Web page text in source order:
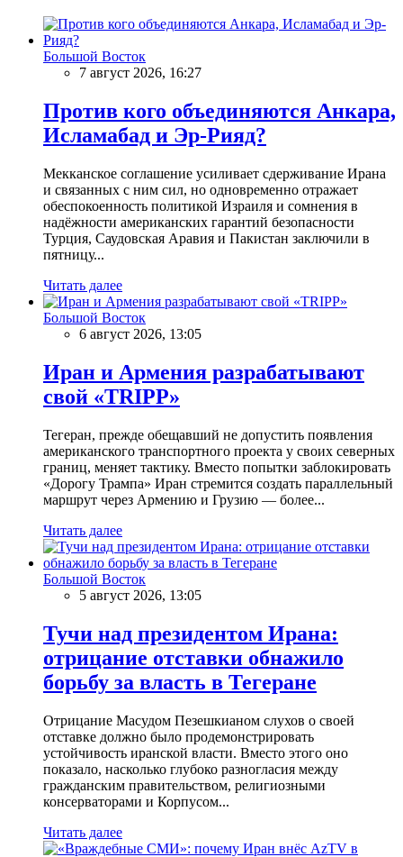
Большой Восток
7 август 2026, 16:27
Против кого объединяются Анкара,
Исламабад и Эр-Рияд?
Мекканское соглашение усиливает сдерживание Ирана
и связанных с ним сил, но одновременно отражает
обеспокоенность политикой Израиля и сомнения в
надёжности американских гарантий безопасности
Турция, Саудовская Аравия и Пакистан заключили в
пятницу...
Читать далее
Большой Восток
6 август 2026, 13:05
Иран и Армения разрабатывают
свой «TRIPP»
Тегеран, прежде обещавший не допустить появления
американского транспортного проекта у своих северных
границ, меняет тактику. Вместо попытки заблокировать
«Дорогу Трампа» Иран стремится создать параллельный
маршрут через Армению и Грузию — более...
Читать далее
Большой Восток
5 август 2026, 13:05
Тучи над президентом Ирана:
отрицание отставки обнажило
борьбу за власть в Тегеране
Отрицание Масудом Пезешкианом слухов о своей
отставке должно было продемонстрировать
устойчивость иранской власти. Вместо этого оно
показало, насколько глубоко разногласия между
гражданским правительством, религиозными
консерваторами и Корпусом...
Читать далее